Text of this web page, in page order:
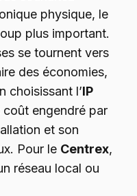
physique, le
plus important.
se tournent vers
des économies,
choisissant l’IP
engendré par
et son
Pour le Centrex,
réseau local ou